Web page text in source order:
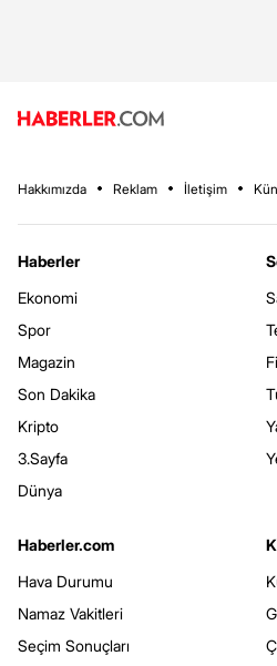
Hakkımızda Reklam İletişim
Haberler
Ekonomi
Spor
Magazin
Son Dakika
Kripto
3.Sayfa
Dünya
Haberler.com
Hava Durumu
Namaz Vakitleri
Seçim Sonuçları